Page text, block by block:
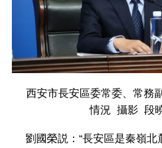
西安市長安區委常委、常務
情況 攝影 段
劉國榮説：“長安區是秦嶺北